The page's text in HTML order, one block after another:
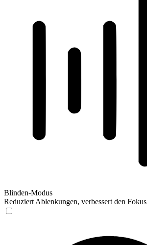
Blinden-Modus
Reduziert Ablenkungen, verbessert den Fokus